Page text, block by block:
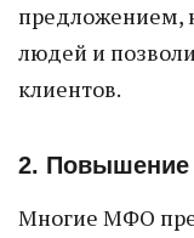
предложением,
людей и
клиентов.
2. Повышение
Многие МФО